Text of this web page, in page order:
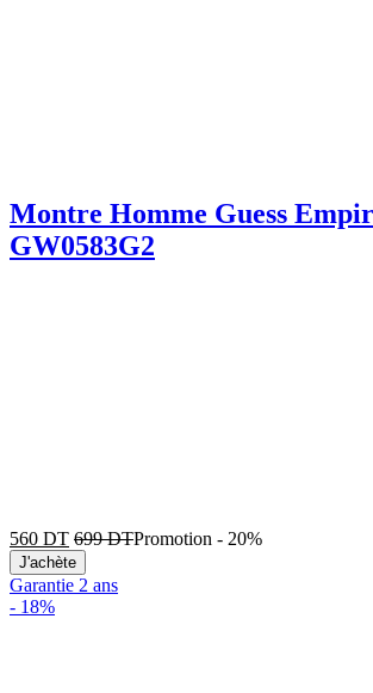
Montre Homme Guess
GW0583G2
560 DT 699DTPromotion - 20%
J'achète
Garantie 2 ans
- 18%